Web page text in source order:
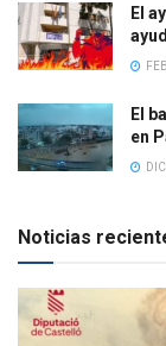
El
El
en
Noticias